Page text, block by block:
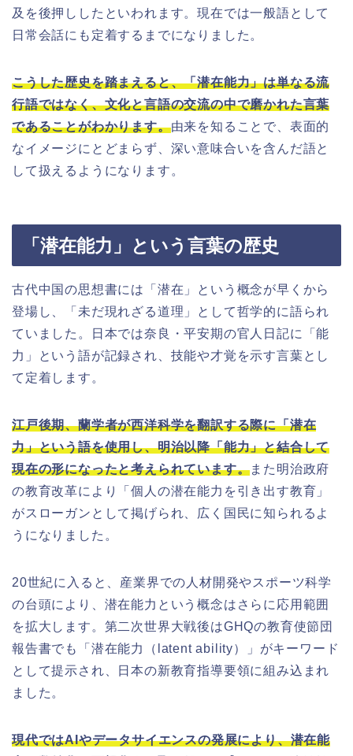
及を後押ししたといわれます。現在では一般語として
日常会話にも定着するまでになりました。
こうした歴史を踏まえると、「潜在能力」は単なる流
行語ではなく、文化と言語の交流の中で磨かれた言葉
であることがわかります。由来を知ることで、表面的
なイメージにとどまらず、深い意味合いを含んだ語と
して扱えるようになります。
「潜在能力」という言葉の歴史
古代中国の思想書には「潜在」という概念が早くから
登場し、「未だ現れざる道理」として哲学的に語られ
ていました。日本では奈良・平安期の官人日記に「能
力」という語が記録され、技能や才覚を示す言葉とし
て定着します。
江戸後期、蘭学者が西洋科学を翻訳する際に「潜在
力」という語を使用し、明治以降「能力」と結合して
現在の形になったと考えられています。また明治政府
の教育改革により「個人の潜在能力を引き出す教育」
がスローガンとして掲げられ、広く国民に知られるよ
うになりました。
20世紀に入ると、産業界での人材開発やスポーツ科学
の台頭により、潜在能力という概念はさらに応用範囲
を拡大します。第二次世界大戦後はGHQの教育使節団
報告書でも「潜在能力（latent ability）」がキーワード
として提示され、日本の新教育指導要領に組み込まれ
ました。
現代ではAIやデータサイエンスの発展により、潜在能